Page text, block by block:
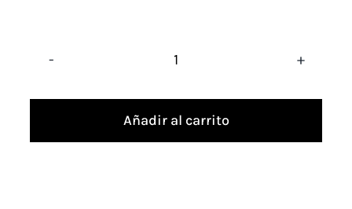
de
novia
Añadir al carrito